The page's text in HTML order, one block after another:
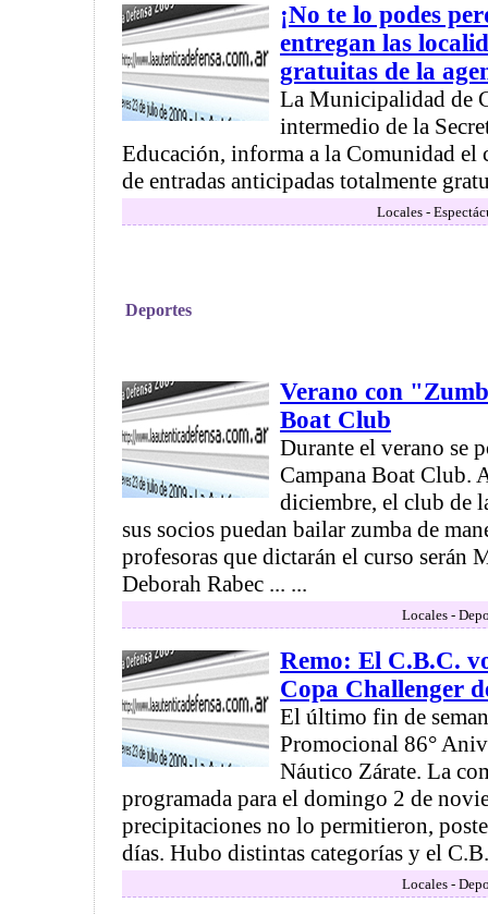
¡No te lo podes
entregan las
gratuitas de la
La Municipalidad de
intermedio de la
Educación, informa a la Comunidad el
de entradas anticipadas totalmente
Locales -
Deportes
Verano con
Boat Club
Durante el verano se
Campana Boat Club.
diciembre, el club de
sus socios puedan bailar zumba de
profesoras que dictarán el curso serán
Deborah Rabec ... ...
Locales -
Remo: El C.B.C.
Copa Challenger
El último fin de
Promocional 86°
Náutico Zárate. La
programada para el domingo 2 de
precipitaciones no lo permitieron,
días. Hubo distintas categorías y el
Locales -